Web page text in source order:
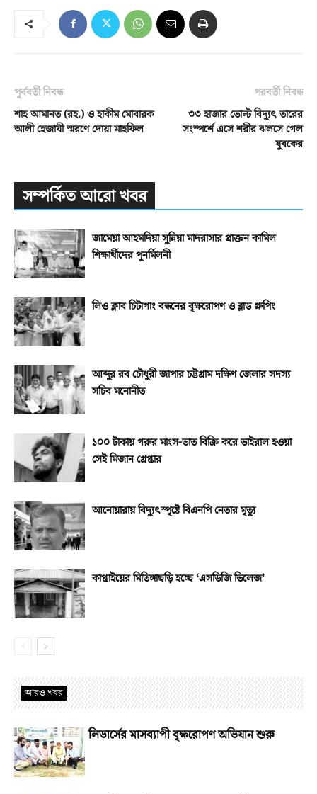
পূর্ববর্তী নিবন্ধ
শাহ আমানত (রহ.) ও হাকীম মোবারক
আলী হেজাযী স্মরণে দোয়া মাহফিল
পরবর্তী নিবন্ধ
৩৩ হাজার ভোল্ট বিদ্যুৎ তারের
সংস্পর্শে এসে শরীর ঝলসে গেল
যুবকের
সম্পর্কিত আরো খবর
জামেয়া আহমদিয়া সুন্নিয়া মাদরাসার প্রাক্তন কামিল
শিক্ষার্থীদের পুনর্মিলনী
লিও ক্লাব চিটাগাং বন্ধনের বৃক্ষরোপণ ও ব্লাড গ্রুপিং
আব্দুর রব চৌধুরী জাপার চট্টগ্রাম দক্ষিণ জেলার সদস্য
সচিব মনোনীত
১০০ টাকায় গরুর মাংস-ভাত বিক্রি করে ভাইরাল হওয়া
সেই মিজান গ্রেপ্তার
আনোয়ারায় বিদ্যুৎস্পৃষ্টে বিএনপি নেতার মৃত্যু
কাপ্তাইয়ের মিতিঙ্গাছড়ি হচ্ছে ‘এসডিজি ভিলেজ’
আরও খবর
লিডার্সের মাসব্যাপী বৃক্ষরোপণ অভিযান শুরু